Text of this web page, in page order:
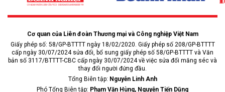
Cơ quan của Liên đoàn Thương mại và Công nghiệp Việt Nam
Giấy phép số: 58/GP-BTTTT ngày 18/02/2020. Giấy phép số 208/GP-BTTTT
cấp ngày 30/07/2024 sửa đổi, bổ sung giấy phép số 58/GP-BTTTT và Văn
bản số 3117/BTTTT-CBC cấp ngày 30/07/2024 về việc sửa đổi măng séc và
thay đổi người đứng đầu.
Tổng Biên tập: Nguyễn Linh Anh
Phó Tổng Biên tập: Phạm Văn Hùng, Nguyễn Tiến Dũng